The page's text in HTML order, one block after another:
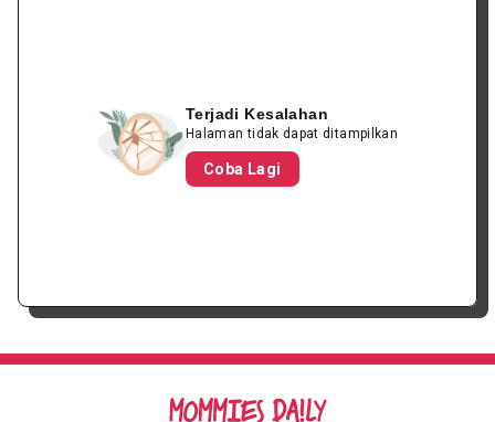
Terjadi Kesalahan
Halaman tidak dapat ditampilkan
Coba Lagi